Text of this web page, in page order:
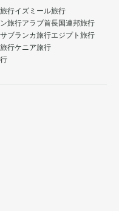
行イズミール旅行
旅行アラブ首長国連邦旅行
ブランカ旅行エジプト旅行
行ケニア旅行